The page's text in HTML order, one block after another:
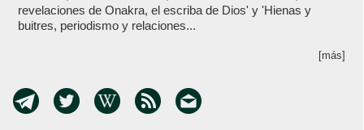
revelaciones de Onakra, el escriba de Dios' y 'Hienas y
buitres, periodismo y relaciones...
[más]